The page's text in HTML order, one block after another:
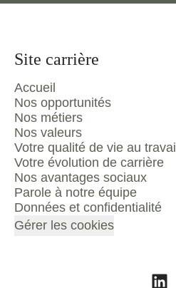
Site carrière
Accueil
Nos opportunités
Nos métiers
Nos valeurs
Votre qualité de vie au travail
Votre évolution de carrière
Nos avantages sociaux
Parole à notre équipe
Données et confidentialité
Gérer les cookies